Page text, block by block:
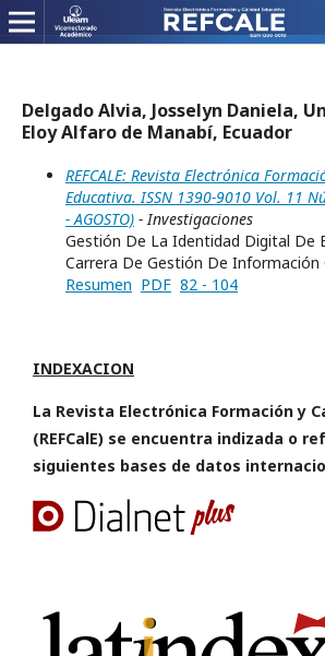
Delgado Alvia, Josselyn Daniela,
Eloy Alfaro de Manabí, Ecuador
REFCALE: Revista Electrónica
Educativa. ISSN 1390-9010 Vol. 11
- AGOSTO) - Investigaciones
Gestión De La Identidad Digital De
Carrera De Gestión De Información
Resumen PDF 82 - 104
INDEXACION
La Revista Electrónica Formación y
(REFCalE) se encuentra indizada o
siguientes bases de datos